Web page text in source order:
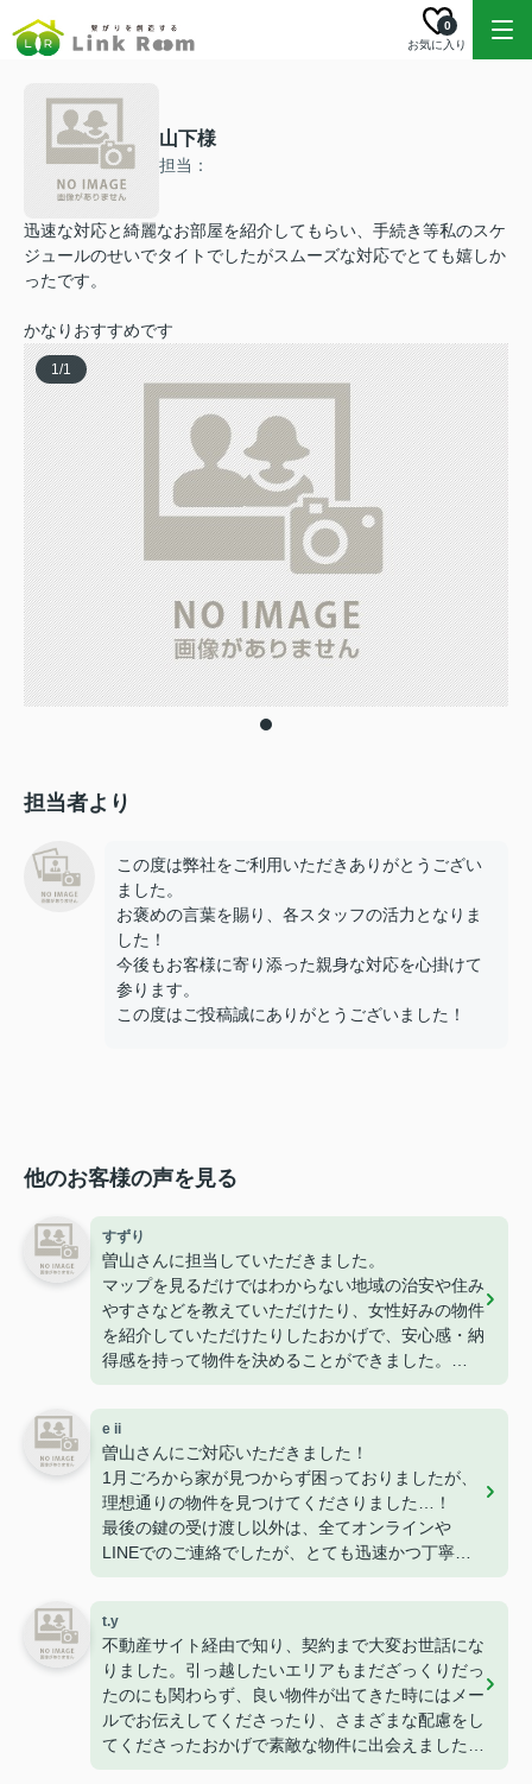
お気に入り
0
山下様
担当：
迅速な対応と綺麗なお部屋を紹介してもらい、手続き等私のスケ
ジュールのせいでタイトでしたがスムーズな対応でとても嬉しか
ったです。
かなりおすすめです
1/1
担当者より
この度は弊社をご利用いただきありがとうござい
ました。
お褒めの言葉を賜り、各スタッフの活力となりま
した！
今後もお客様に寄り添った親身な対応を心掛けて
参ります。
この度はご投稿誠にありがとうございました！
他のお客様の声を見る
すずり
曽山さんに担当していただきました。
マップを見るだけではわからない地域の治安や住み
やすさなどを教えていただけたり、女性好みの物件
を紹介していただけたりしたおかげで、安心感・納
得感を持って物件を決めることができました。
です。
ありがとうございました！
e ii
曽山さんにご対応いただきました！
1月ごろから家が見つからず困っておりましたが、
理想通りの物件を見つけてくださりました…！
最後の鍵の受け渡し以外は、全てオンラインや
LINEでのご連絡でしたが、とても迅速かつ丁寧に
長年不動産にお勤めされているとのことで、知識も
豊富で色んなご相談にも乗ってくださります。
また家を探すときはぜひお願いします！
t.y
不動産サイト経由で知り、契約まで大変お世話にな
りました。引っ越したいエリアもまだざっくりだっ
たのにも関わらず、良い物件が出てきた時にはメー
ルでお伝えしてくださったり、さまざまな配慮をし
てくださったおかげで素敵な物件に出会えました